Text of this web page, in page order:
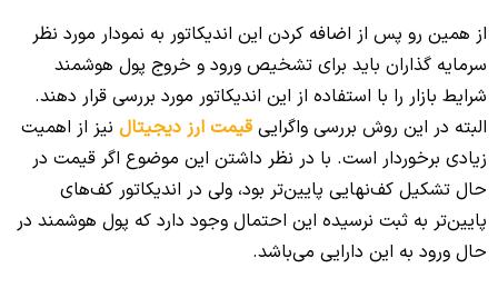
از همین رو پس از اضافه کردن این اندیکاتور به نمودار مورد نظر
سرمایه گذاران باید برای تشخیص ورود و خروج پول هوشمند
شرایط بازار را با استفاده از این اندیکاتور مورد بررسی قرار دهند.
البته در این روش بررسی واگرایی قیمت ارز دیجیتال نیز از اهمیت
زیادی برخوردار است. با در نظر داشتن این موضوع اگر قیمت در
حال تشکیل کف‌نهایی پایین‌تر بود، ولی در اندیکاتور کف‌های
پایین‌تر به ثبت نرسیده این احتمال وجود دارد که پول هوشمند در
حال ورود به این دارایی می‌باشد.